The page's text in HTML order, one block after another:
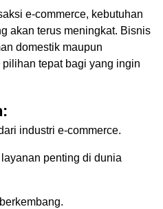
e-commerce, kebutuhan
akan terus meningkat. Bisnis
domestik maupun
tepat bagi yang ingin
industri e-commerce.
penting di dunia